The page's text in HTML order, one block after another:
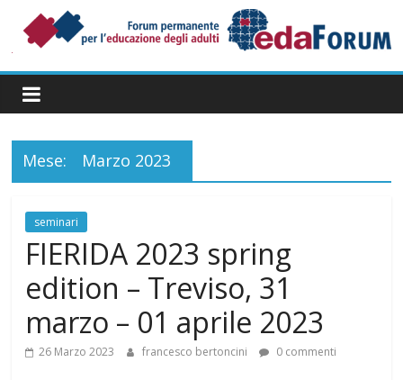
contenuto
Permanente
per
Adulti
Mese: Marzo 2023
seminari
FIERIDA 2023 spring
edition – Treviso, 31
marzo – 01 aprile 2023
26 Marzo 2023 francesco bertoncini 0 commenti